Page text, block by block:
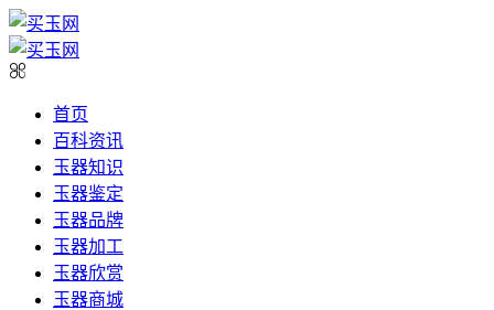
首页
百科资讯
玉器知识
玉器鉴定
玉器品牌
玉器加工
玉器欣赏
玉器商城